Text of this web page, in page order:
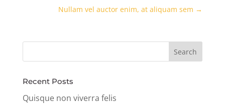
Nullam vel auctor enim, at aliquam sem →
Recent Posts
Quisque non viverra felis